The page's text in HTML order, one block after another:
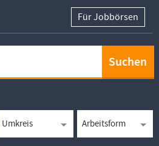
Für Jobbörsen